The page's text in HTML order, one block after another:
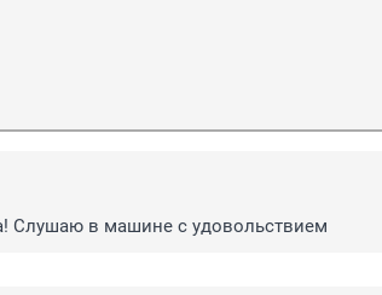
Слушаю в машине с удовольствием